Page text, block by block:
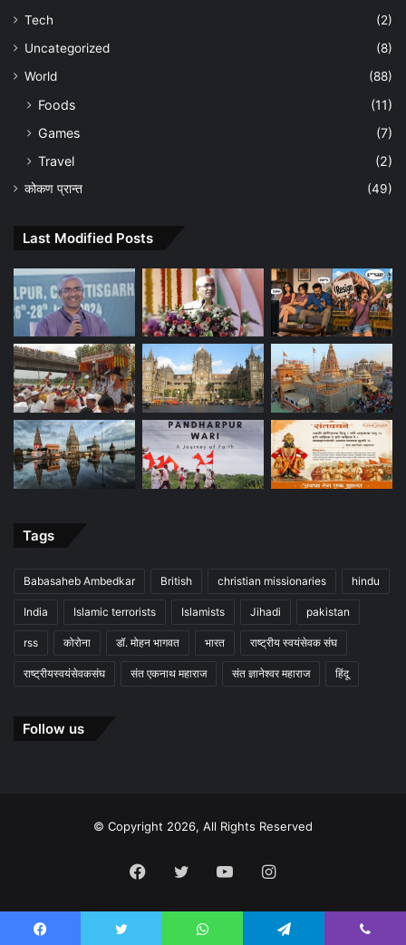
Tech
(2)
Uncategorized
(8)
World
(88)
Foods
(11)
Games
(7)
Travel
(2)
कोकण प्रान्त (49)
Last Modified Posts
Tags
Babasaheb Ambedkar British christian missionaries hindu
India Islamic terrorists Islamists Jihadi pakistan
rss कोरोना डॉ. मोहन भागवत भारत राष्ट्रीय स्वयंसेवक संघ
राष्ट्रीयस्वयंसेवकसंघ संत एकनाथ महाराज संत ज्ञानेश्वर महाराज हिंदू
Follow us
© Copyright 2026, All Rights Reserved
Facebook
TwitterYouTubeInstagram